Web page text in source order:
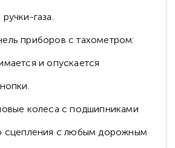
газа.
приборов с тахометром:
и опускается
колеса с подшипниками
сцепления с любым дорожным